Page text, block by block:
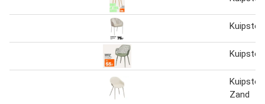
Zand